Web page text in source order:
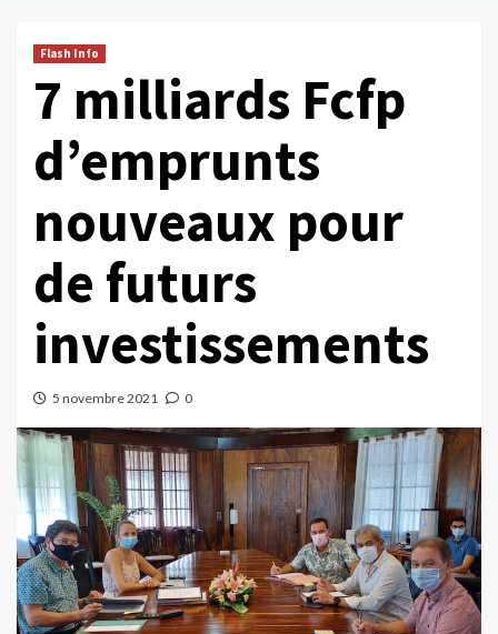
Flash Info
7 milliards Fcfp
d’emprunts
nouveaux pour
de futurs
investissements
5 novembre 2021 0